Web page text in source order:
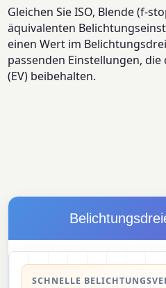
Gleichen Sie ISO, Blende (f-
äquivalenten
einen Wert im
passenden Einstellungen,
(EV) beibehalten.
SCHNELLE